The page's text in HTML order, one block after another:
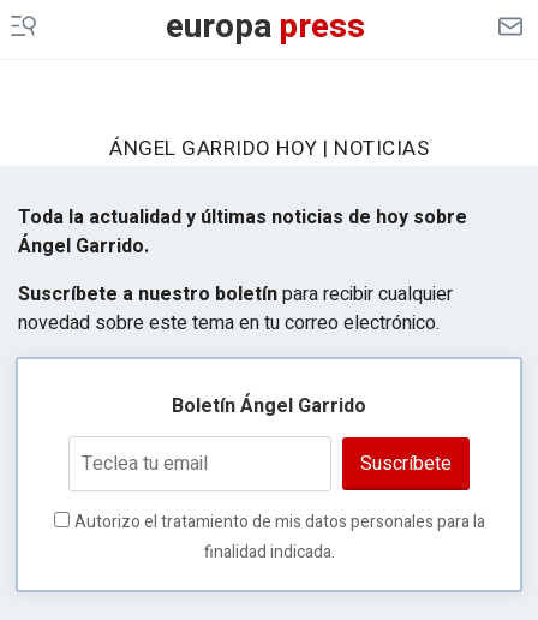
europapress
ÁNGEL GARRIDO HOY | NOTICIAS
Toda la actualidad y últimas noticias de hoy sobre
Ángel Garrido.
Suscríbete a nuestro boletínpara recibir cualquier
novedad sobre este tema en tu correo electrónico.
Boletín Ángel Garrido
Suscríbete
Autorizo el tratamiento de mis datos personales para la
finalidad indicada.